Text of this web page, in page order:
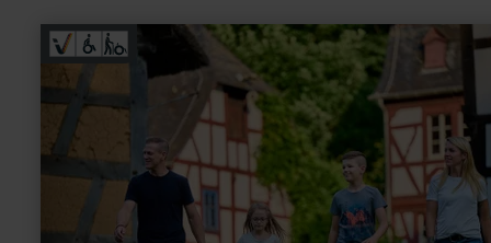
mehr
erfahren
Freilichtmuseum